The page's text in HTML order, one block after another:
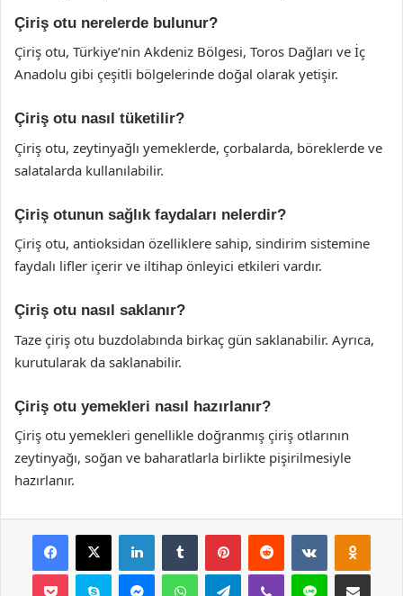
Çiriş otu nerelerde bulunur?
Çiriş otu, Türkiye’nin Akdeniz Bölgesi, Toros Dağları ve İç
Anadolu gibi çeşitli bölgelerinde doğal olarak yetişir.
Çiriş otu nasıl tüketilir?
Çiriş otu, zeytinyağlı yemeklerde, çorbalarda, böreklerde ve
salatalarda kullanılabilir.
Çiriş otunun sağlık faydaları nelerdir?
Çiriş otu, antioksidan özelliklere sahip, sindirim sistemine
faydalı lifler içerir ve iltihap önleyici etkileri vardır.
Çiriş otu nasıl saklanır?
Taze çiriş otu buzdolabında birkaç gün saklanabilir. Ayrıca,
kurutularak da saklanabilir.
Çiriş otu yemekleri nasıl hazırlanır?
Çiriş otu yemekleri genellikle doğranmış çiriş otlarının
zeytinyağı, soğan ve baharatlarla birlikte pişirilmesiyle
hazırlanır.
Facebook
X LinkedInTumblr PinterestReddit VKontakte
Pocket Skype MessengerWhatsAppTelegramViber Line E-Posta ile